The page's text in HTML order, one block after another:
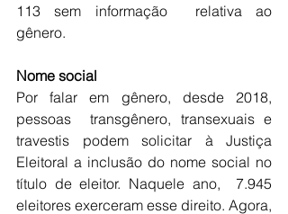
113 sem informação  relativa ao
gênero.
Nome social
Por falar em gênero, desde 2018,
pessoas  transgênero, transexuais e
travestis podem solicitar à Justiça
Eleitoral a inclusão do nome social no
título de eleitor. Naquele ano,  7.945
eleitores exerceram esse direito. Agora,